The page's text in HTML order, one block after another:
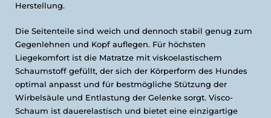
Herstellung.
Die Seitenteile sind weich und dennoch stabil genug zum
Gegenlehnen und Kopf auflegen. Für höchsten
Liegekomfort ist die Matratze mit viskoelastischem
Schaumstoff gefüllt, der sich der Körperform des Hundes
optimal anpasst und für bestmögliche Stützung der
Wirbelsäule und Entlastung der Gelenke sorgt. Visco-
Schaum ist dauerelastisch und bietet eine einzigartige